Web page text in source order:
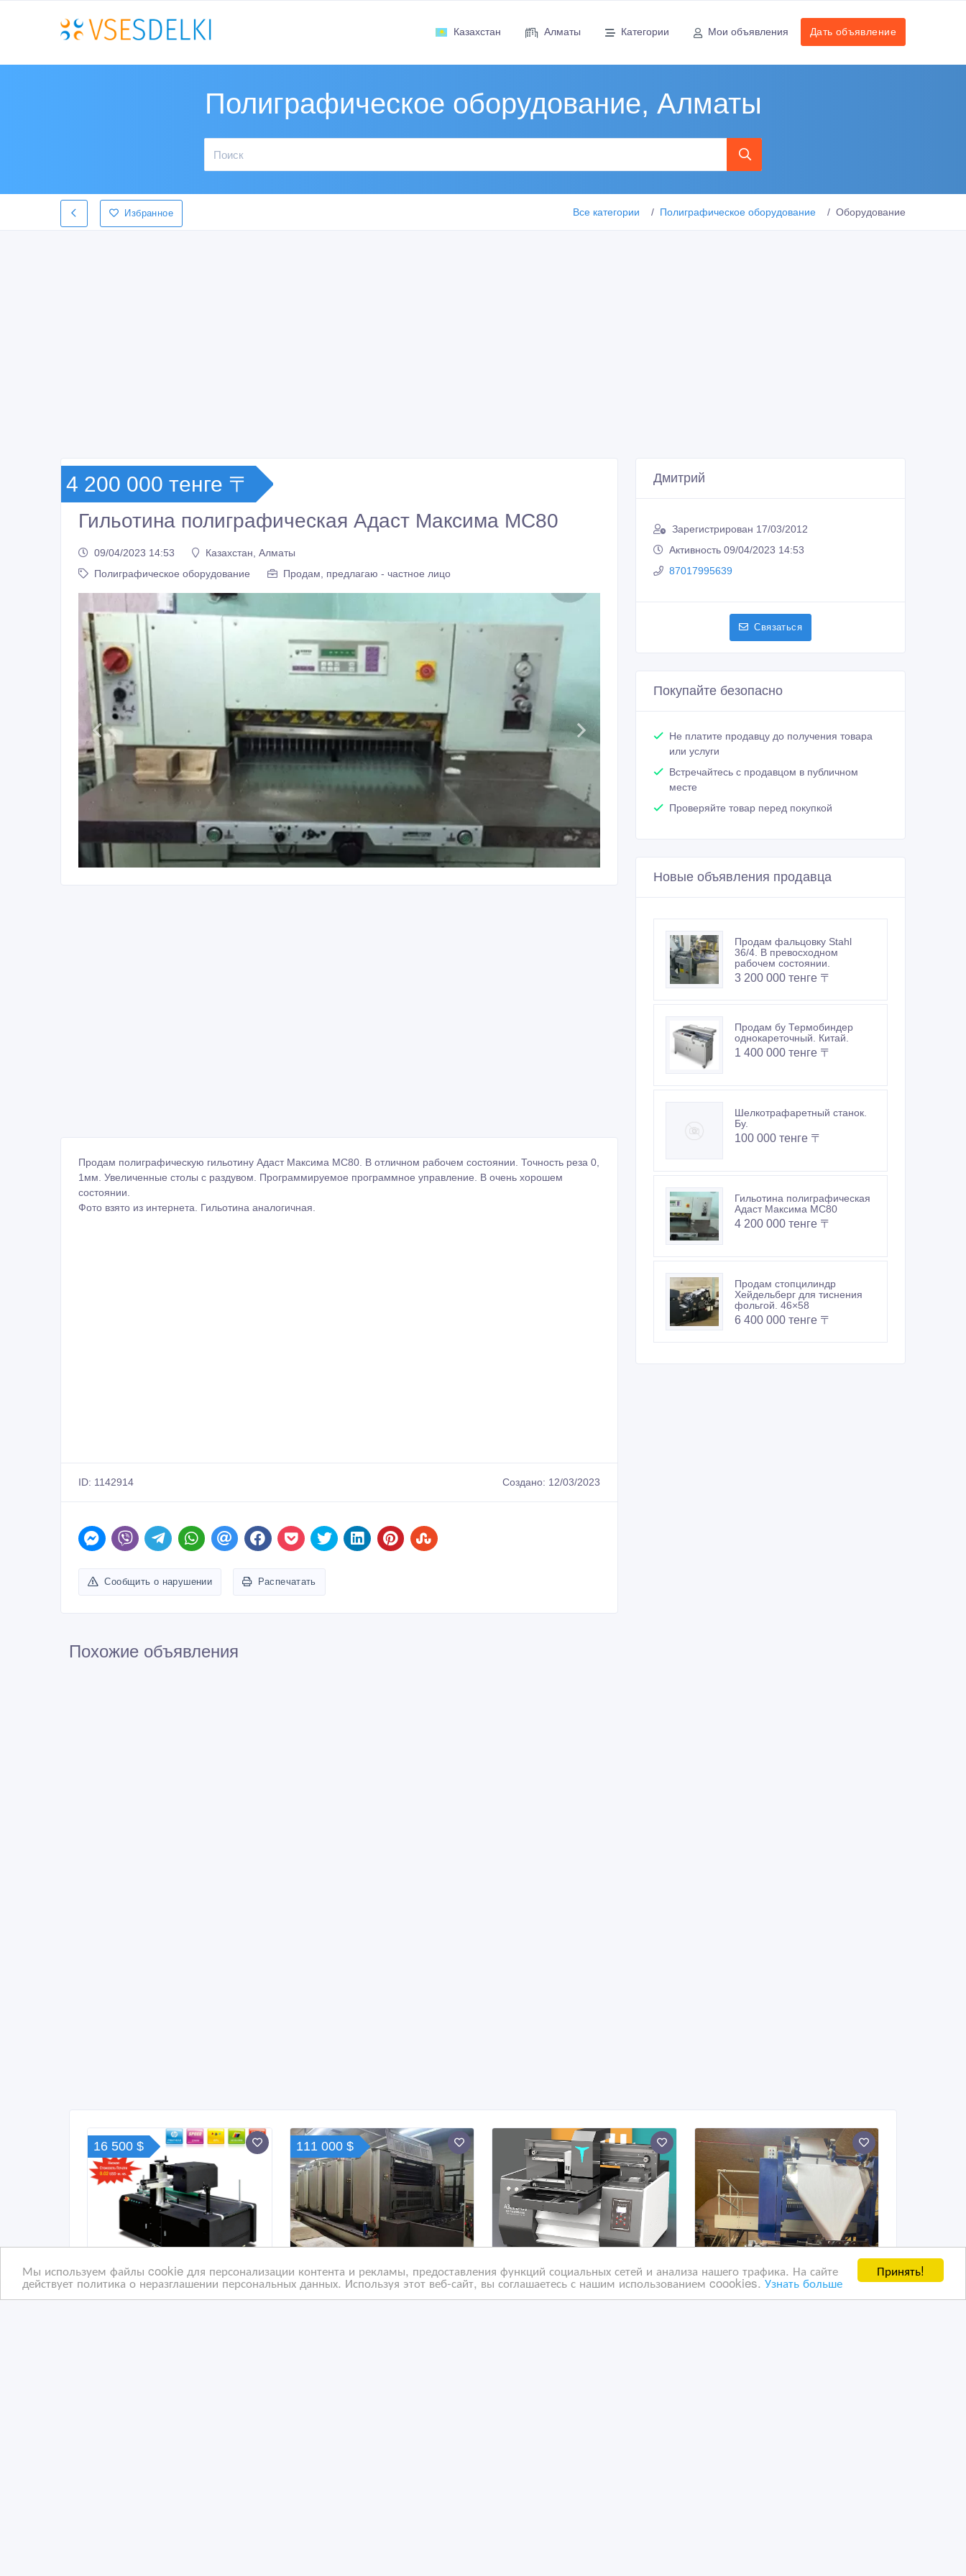
Принять!
Мы используем файлы cookie для персонализации контента и рекламы, предоставления функций социальных сетей и анализа нашего трафика. На сайте
действует политика о неразглашении персональных данных. Используя этот веб-сайт, вы соглашаетесь с нашим использованием coookies.Узнать больше
Казахстан Алматы Категории Мои объявления Дать объявление
Полиграфическое оборудование, Алматы
Избранное Все категории Полиграфическое оборудование Оборудование
4 200 000 тенге 〒
Гильотина полиграфическая Адаст Максима МС80
09/04/2023 14:53
Казахстан, Алматы
Полиграфическое оборудование
Продам, предлагаю - частное лицо
Продам полиграфическую гильотину Адаст Максима МС80. В отличном рабочем состоянии. Точность реза 0,
1мм. Увеличенные столы с раздувом. Программируемое программное управление. В очень хорошем
состоянии.
Фото взято из интернета. Гильотина аналогичная.
ID: 1142914 Создано: 12/03/2023
Сообщить о нарушении Распечатать
Дмитрий
Зарегистрирован 17/03/2012
Активность 09/04/2023 14:53
87017995639
Связаться
Покупайте безопасно
Не платите продавцу до получения товара
или услуги
Встречайтесь с продавцом в публичном
месте
Проверяйте товар перед покупкой
Новые объявления продавца
Продам фальцовку Stahl
36/4. В превосходном
рабочем состоянии.
3 200 000 тенге 〒
Продам бу Термобиндер
однокареточный. Китай.
1 400 000 тенге 〒
Шелкотрафаретный станок.
Бу.
100 000 тенге 〒
Гильотина полиграфическая
Адаст Максима МС80
4 200 000 тенге 〒
Продам стопцилиндр
Хейдельберг для тиснения
фольгой. 46×58
6 400 000 тенге 〒
Похожие объявления
16 500 $ 111 000 $